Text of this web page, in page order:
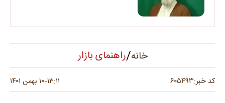
خانه/راهنمای بازار
کد خبر:۶۰۵۴۹۳ ۱۳:۱۱-۱۰ بهمن ۱۴۰۱